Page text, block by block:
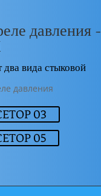
давления -
вида стыковой
03
05